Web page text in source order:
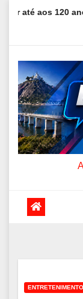
realidade
ENTRETENIMENTO